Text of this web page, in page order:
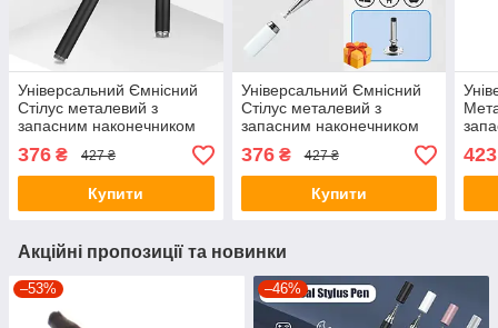
Універсальний Ємнісний
Стілус металевий з
запасним наконечником
Чорний для телефону
планшета
376 ₴ 427 ₴
Купити
Універсальний Ємнісний
Стілус металевий з
запасним наконечником
Рожевий для телефону
планшета ел. книг
376₴ 427 ₴
Купити
та
для
423
Акційні пропозиції та новинки
–53% –46%